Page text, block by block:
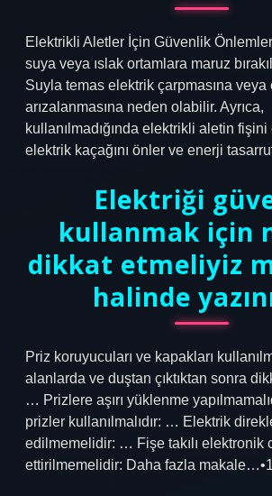
Elektrikli Aletler İçin Güvenlik
suya veya ıslak ortamlara maruz
Suyla temas elektrik çarpmasına veya
arızalanmasına neden olabilir. Ayrıca,
kullanılmadığında elektrikli aletin fişini
elektrik kaçağını önler ve enerji
Elektriği
kullanmak için
dikkat etmeliyiz
halinde
Priz koruyucuları ve kapakları
alanlarda ve duştan çıktıktan sonra
… Prizlere aşırı yüklenme
prizler kullanılmalıdır: … Elektrik
edilmemelidir: … Fişe takılı elektronik
ettirilmemelidir: Daha fazla